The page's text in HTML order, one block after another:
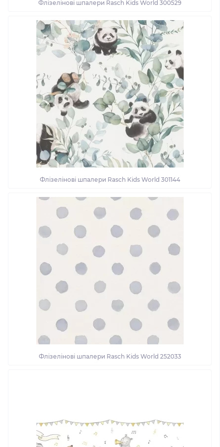
Флізелінові шпалери Rasch Kids World 300529
Флізелінові шпалери Rasch Kids World 301144
Флізелінові шпалери Rasch Kids World 252033